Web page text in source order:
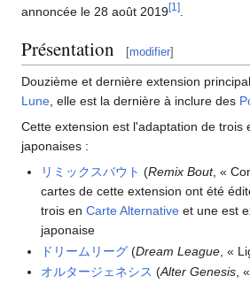
annoncée le 28 août 2019[1 ]
Présentation [modifier]
Douzième et dernière extension
Lune , elle est la dernière à inclure des
Cette extension est l'adaptation de trois
japonaises :
リミックスバウト (Remix Bout, «
cartes de cette extension ont été
trois enCarte Alternative et une est
japonaise
ドリームリーグ (Dream League , «
オルタージェネシス (Alter Genesis , «